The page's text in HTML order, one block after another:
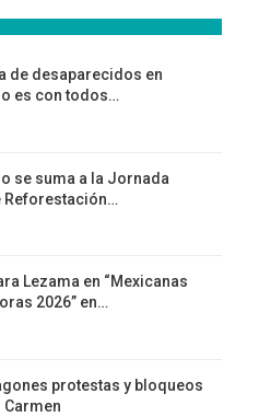
de desaparecidos en
es con todos…
se suma a la Jornada
Reforestación…
Lezama en “Mexicanas
2026” en…
protestas y bloqueos
Carmen